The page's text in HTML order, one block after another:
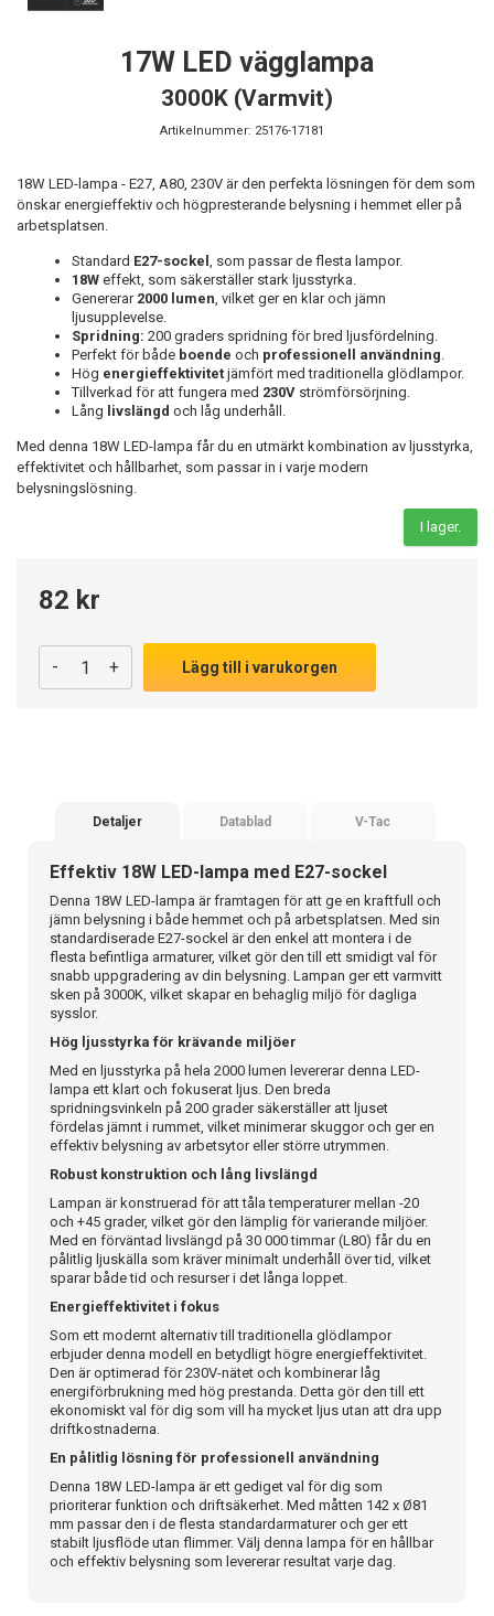
17W LED vägglampa
3000K (Varmvit)
Artikelnummer: 25176-17181
18W LED-lampa - E27, A80, 230V är den perfekta lösningen för dem som
önskar energieffektiv och högpresterande belysning i hemmet eller på
arbetsplatsen.
Standard E27-sockel , som passar de flesta lampor.
18W effekt, som säkerställer stark ljusstyrka.
Genererar 2000 lumen, vilket ger en klar och jämn
ljusupplevelse.
Spridning: 200 graders spridning för bred ljusfördelning.
Perfekt för både boende och professionell användning.
Hög energieffektivitet jämfört med traditionella glödlampor.
Tillverkad för att fungera med 230V strömförsörjning.
Lång livslängd och låg underhåll.
Med denna 18W LED-lampa får du en utmärkt kombination av ljusstyrka,
effektivitet och hållbarhet, som passar in i varje modern
belysningslösning.
I lager.
82 kr
- + Lägg till i varukorgen
Detaljer Datablad V-Tac
Effektiv 18W LED-lampa med E27-sockel
Denna 18W LED-lampa är framtagen för att ge en kraftfull och
jämn belysning i både hemmet och på arbetsplatsen. Med sin
standardiserade E27-sockel är den enkel att montera i de
flesta befintliga armaturer, vilket gör den till ett smidigt val för
snabb uppgradering av din belysning. Lampan ger ett varmvitt
sken på 3000K, vilket skapar en behaglig miljö för dagliga
sysslor.
Hög ljusstyrka för krävande miljöer
Med en ljusstyrka på hela 2000 lumen levererar denna LED-
lampa ett klart och fokuserat ljus. Den breda
spridningsvinkeln på 200 grader säkerställer att ljuset
fördelas jämnt i rummet, vilket minimerar skuggor och ger en
effektiv belysning av arbetsytor eller större utrymmen.
Robust konstruktion och lång livslängd
Lampan är konstruerad för att tåla temperaturer mellan -20
och +45 grader, vilket gör den lämplig för varierande miljöer.
Med en förväntad livslängd på 30 000 timmar (L80) får du en
pålitlig ljuskälla som kräver minimalt underhåll över tid, vilket
sparar både tid och resurser i det långa loppet.
Energieffektivitet i fokus
Som ett modernt alternativ till traditionella glödlampor
erbjuder denna modell en betydligt högre energieffektivitet.
Den är optimerad för 230V-nätet och kombinerar låg
energiförbrukning med hög prestanda. Detta gör den till ett
ekonomiskt val för dig som vill ha mycket ljus utan att dra upp
driftkostnaderna.
En pålitlig lösning för professionell användning
Denna 18W LED-lampa är ett gediget val för dig som
prioriterar funktion och driftsäkerhet. Med måtten 142 x Ø81
mm passar den i de flesta standardarmaturer och ger ett
stabilt ljusflöde utan flimmer. Välj denna lampa för en hållbar
och effektiv belysning som levererar resultat varje dag.